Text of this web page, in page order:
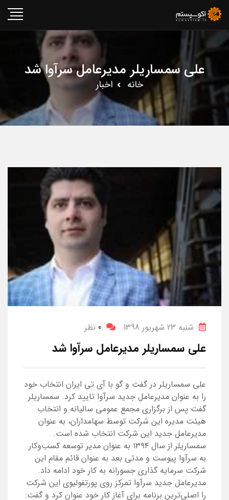
علی سمساریلر مدیرعامل سرآوا شد
خانه اخبار
شنبه 23 شهریور 1398 0 نظر
علی سمساریلر مدیرعامل سرآوا شد
علی سمساریلر در گفت و گو با آی تی ایران انتخاب خود
را به عنوان مدیرعامل جدید سرآوا تایید کرد. سمساریلر
گفت پس از برگزاری مجمع عمومی سالیانه و انتخاب
هیئت مدیره این شرکت توسط سهامداران، به عنوان
مدیرعامل جدید این شرکت انتخاب شده است.
سمساریلر از سال ۱۳۹۴ به عنوان مدیر توسعه کسب‌وکار
به سرآوا پیوست و مدتی بعد به عنوان قائم مقام این
شرکت سرمایه گذاری جسورانه به کار خود ادامه داد.
مدیرعامل جدید سرآوا تمرکز روی پورتفولیوی این شرکت
را اصلی‌ترین برنامه برای آغاز کار خود عنوان کرد و گفت: